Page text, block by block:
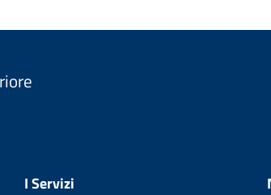
I Servizi